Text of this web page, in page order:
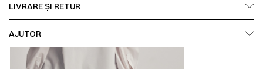
LIVRARE ȘI RETUR
AJUTOR